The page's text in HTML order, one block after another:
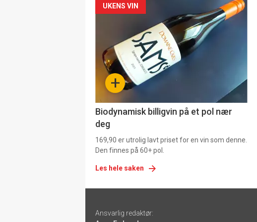
Forsiden
akkurat
nå
-
+
UKENS VIN
Biodynamisk billigvin på et pol nær
deg
169,90 er utrolig lavt priset for en vin som denne.
Den finnes på 60+ pol.
Les hele saken
Ansvarlig redaktør: